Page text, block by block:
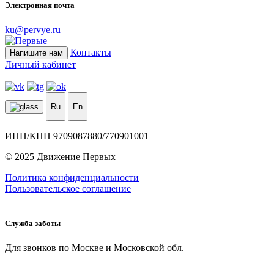
Электронная почта
ku@pervye.ru
Напишите нам
Контакты
Личный кабинет
Ru En
ИНН/КПП 9709087880/770901001
© 2025 Движение Первых
Политика конфиденциальности
Пользовательское соглашение
Служба заботы
Для звонков по Москве и Московской обл.